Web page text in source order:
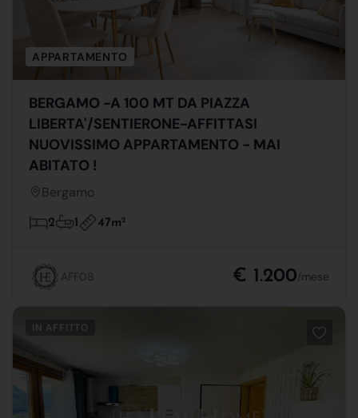
APPARTAMENTO
BERGAMO -A 100 MT DA PIAZZA
LIBERTA'/SENTIERONE-AFFITTASI
NUOVISSIMO APPARTAMENTO - MAI
ABITATO !
Bergamo
2 1 47m2
AFF08 € 1.200/mese
IN AFFITTO